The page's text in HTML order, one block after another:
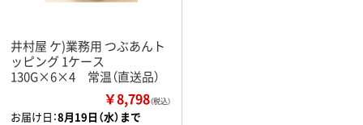
井村屋 ケ)業務用 つぶあんト
ッピング 1ケース
130G×6×4 常温（直送品）
￥8,798（税込）
お届け日：8月19日（水）まで